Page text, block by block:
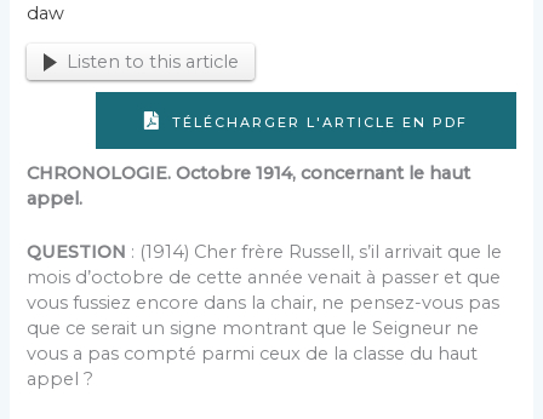
daw
Listen to this article
TÉLÉCHARGER L'ARTICLE EN PDF
CHRONOLOGIE. Octobre 1914, concernant le haut
appel.
QUESTION : (1914) Cher frère Russell, s’il arrivait que le
mois d’octobre de cette année venait à passer et que
vous fussiez encore dans la chair, ne pensez-vous pas
que ce serait un signe montrant que le Seigneur ne
vous a pas compté parmi ceux de la classe du haut
appel ?